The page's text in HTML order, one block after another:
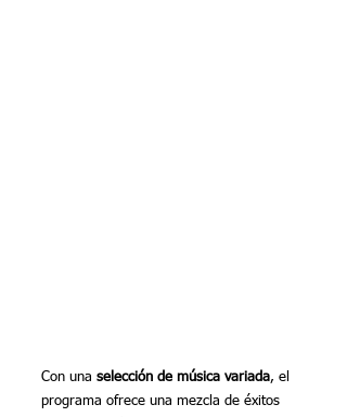
Con una selección de música variada, el
programa ofrece una mezcla de éxitos